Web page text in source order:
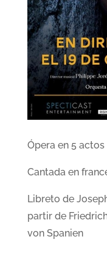
Ópera en 5 actos
Cantada en
Libreto de
partir de
von Spanien